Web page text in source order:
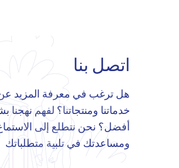
اتصل بنا
هل ترغب في معرفة المزيد
خدماتنا ومنتجاتنا؟ لفهم نهجنا
أفضل؟ نحن نتطلع إلى
ومساعدتك في تلبية متطلباتك